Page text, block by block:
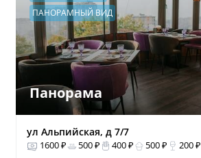
ПАНОРАМНЫЙ ВИД
Панорама
ул Альпийская, д 7/7
1600 ₽ 500 ₽ 400 ₽ 500 ₽ 200 ₽